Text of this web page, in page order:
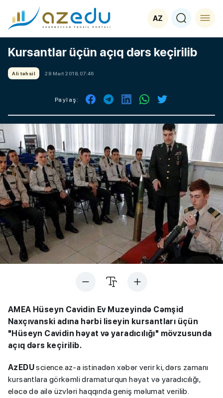
AZ
Kursantlar üçün açıq dərs keçirilib
Ali təhsil 28 Mart 2018, 07:46
Paylaş:
AMEA Hüseyn Cavidin Ev Muzeyində Cəmşid
Naxçıvanski adına hərbi liseyin kursantları üçün
"Hüseyn Cavidin həyat və yaradıcılığı" mövzusunda
açıq dərs keçirilib.
AzEDUscience.az-a istinadən xəbər verir ki, dərs zamanı
kursantlara görkəmli dramaturqun həyat və yaradıcılığı,
eləcə də ailə üzvləri haqqında geniş məlumat verilib.